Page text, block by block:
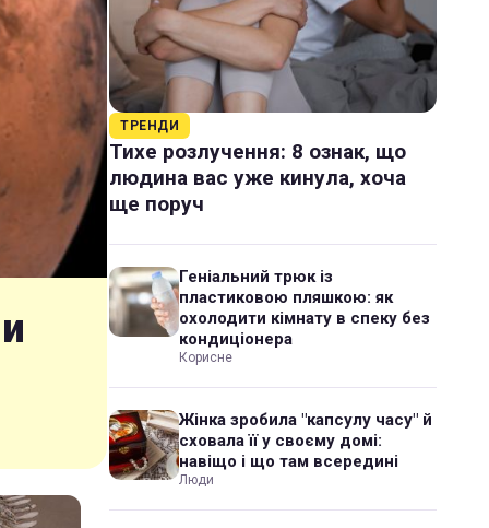
ТРЕНДИ
Тихе розлучення: 8 ознак, що
людина вас уже кинула, хоча
ще поруч
Геніальний трюк із
пластиковою пляшкою: як
охолодити кімнату в спеку без
кондиціонера
Корисне
Жінка зробила "капсулу часу" й
сховала її у своєму домі:
навіщо і що там всередині
Люди